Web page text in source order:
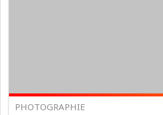
PHOTOGRAPHIE